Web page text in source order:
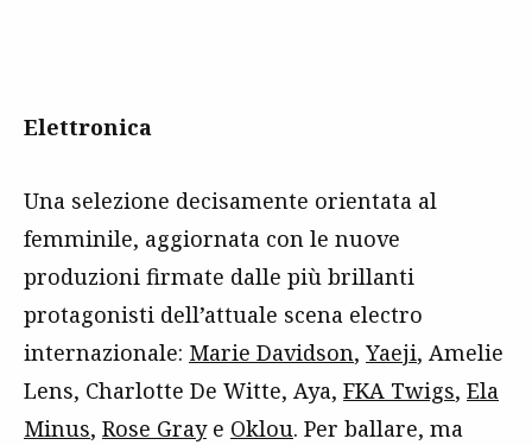
Elettronica
Una selezione decisamente orientata al
femminile, aggiornata con le nuove
produzioni firmate dalle più brillanti
protagonisti dell’attuale scena electro
internazionale: Marie Davidson, Yaeji, Amelie
Lens, Charlotte De Witte, Aya, FKA Twigs, Ela
Minus, Rose Graye Oklou. Per ballare, ma